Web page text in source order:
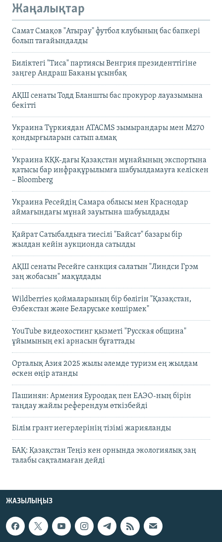
Жаңалықтар
Самат Смақов "Атырау" футбол клубының бас бапкері
болып тағайындалды
Биліктегі "Тиса" партиясы Венгрия президенттігіне
заңгер Андраш Баканы ұсынбақ
АҚШ сенаты Тодд Бланшты бас прокурор лауазымына
бекітті
Украина Түркиядан ATACMS зымырандары мен M270
қондырғыларын сатып алмақ
Украина КҚК-дағы Қазақстан мұнайының экспортына
қатысы бар инфрақұрылымға шабуылдамауға келіскен
– Bloomberg
Украина Ресейдің Самара облысы мен Краснодар
аймағындағы мұнай зауытына шабуылдады
Қайрат Сатыбалдыға тиесілі "Байсат" базары бір
жылдан кейін аукционда сатылды
АҚШ сенаты Ресейге санкция салатын "Линдси Грэм
заң жобасын" мақұлдады
Wildberries қоймаларының бір бөлігін "Қазақстан,
Өзбекстан және Беларуське көшірмек"
YouTube видеохостинг қызметі "Русская община"
ұйымының екі арнасын бұғаттады
Орталық Азия 2025 жылы әлемде туризм ең жылдам
өскен өңір атанды
Пашинян: Армения Еуроодақ пен ЕАЭО-ның бірін
таңдау жайлы референдум өткізбейді
Білім грант иегерлерінің тізімі жарияланды
БАҚ: Қазақстан Теңіз кен орнында экологиялық заң
талабы сақталмаған дейді
ЖАЗЫЛЫҢЫЗ